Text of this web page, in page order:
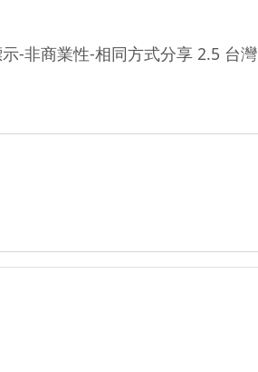
-非商業性-相同方式分享 2.5 台灣